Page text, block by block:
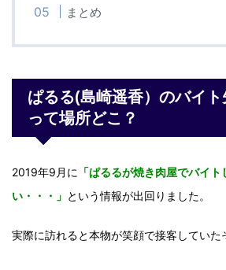
まとめ
ぱるる(島崎遥香）のバイ
って場所どこ？
2019年9月に 「ぱるるが焼き肉屋でバイ
い・・・」 という情報が出回りました。
実際に訪れると本物が笑顔で接客していた